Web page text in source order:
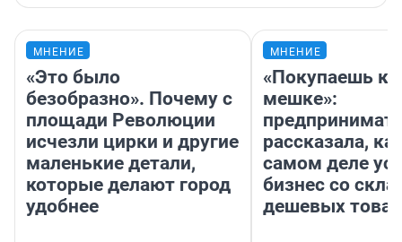
МНЕНИЕ
«Это было
безобразно». Почему с
площади Революции
исчезли цирки и другие
маленькие детали,
которые делают город
удобнее
МНЕНИЕ
«Покупаешь
мешке»:
рассказала,
самом деле
бизнес со
дешевых